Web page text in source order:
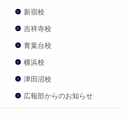
新宿校
吉祥寺校
青葉台校
横浜校
津田沼校
広報部からのお知らせ